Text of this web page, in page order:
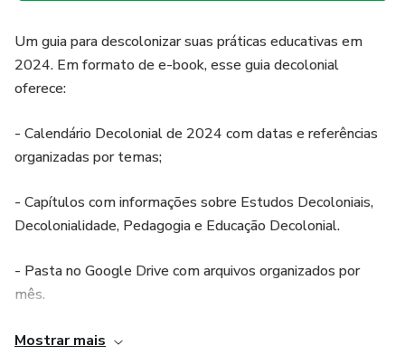
Um guia para descolonizar suas práticas educativas em
2024. Em formato de e-book, esse guia decolonial
oferece:
- Calendário Decolonial de 2024 com datas e referências
organizadas por temas;
- Capítulos com informações sobre Estudos Decoloniais,
Decolonialidade, Pedagogia e Educação Decolonial.
- Pasta no Google Drive com arquivos organizados por
mês.
- Temas envolvidos na curadoria: Histórias e Culturas
Mostrar mais